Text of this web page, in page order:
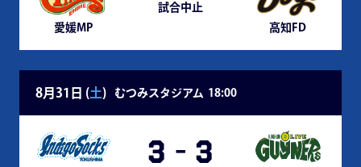
愛媛MP
試合中止
高知FD
8月31日 (土) むつみスタジアム 18:00
3 - 3